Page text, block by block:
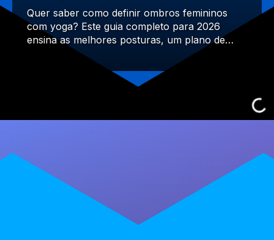
Quer saber como definir ombros femininos
com yoga? Este guia completo para 2026
ensina as melhores posturas, um plano de…